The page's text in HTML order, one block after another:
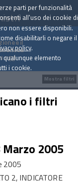
e il
oggi
i filtri
2005
2005
2, INDICATORE
Mostra filtri
parti per funzionalità
all'uso dei cookie di
non essere disponibili.
disabilitarli o negare il
policy.
qualunque elemento
i cookie.